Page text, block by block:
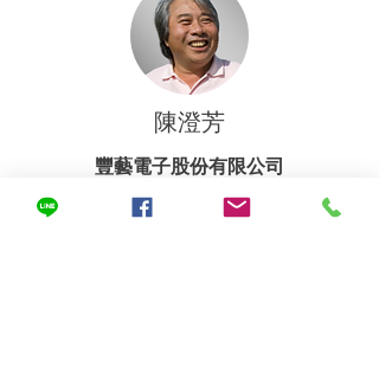
陳澄芳
豐藝電子股份有限公司